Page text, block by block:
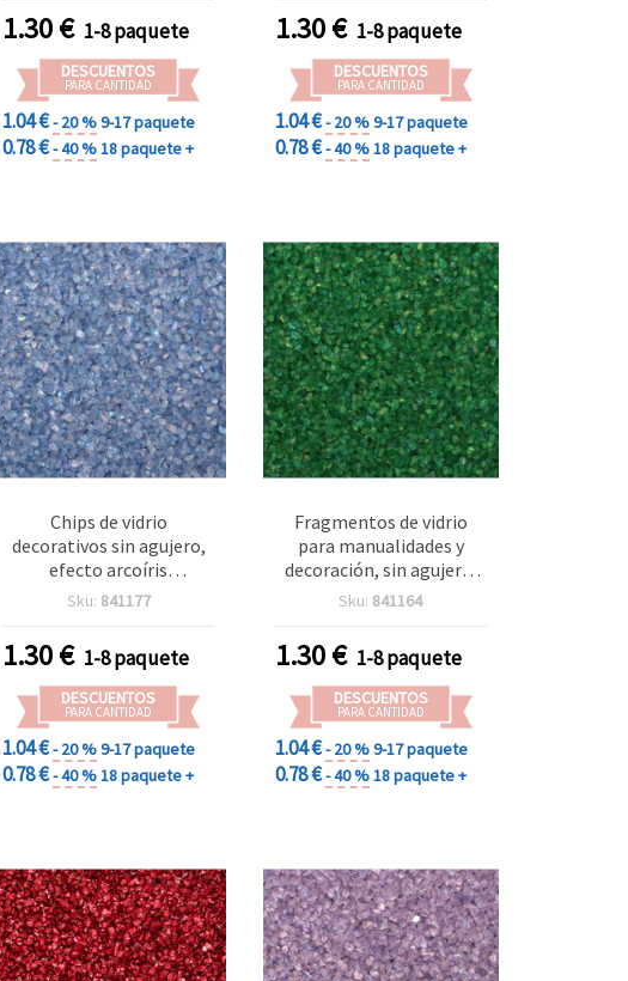
1.30€ 1-8 paquete
DESCUENTOS
PARA CANTIDAD
1.04 €- 20 %9-17 paquete
0.78 €- 40 %18 paquete +
1.30€ 1-8 paquete
DESCUENTOS
PARA CANTIDAD
1.04 €- 20 %9-17 paquete
0.78 €- 40 %18 paquete +
Chips de vidrio
decorativos sin agujero,
efecto arcoíris
azul‑morado, 1,5~2 mm,
Sku: 841177
1.30€ 1-8 paquete
DESCUENTOS
PARA CANTIDAD
1.04 €- 20 %9-17 paquete
0.78 €- 40 %18 paquete +
Fragmentos de vidrio
para manualidades y
decoración, sin agujero,
color verde arcoíris, 1 a
Sku: 841164
1.30€ 1-8 paquete
DESCUENTOS
PARA CANTIDAD
1.04 €- 20 %9-17 paquete
0.78 €- 40 %18 paquete +